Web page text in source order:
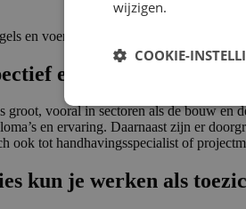
en voert je werk op een eerlijke manier
en
groot, vooral in sectoren als de bouw
en ervaring. Daarnaast zijn er
ook tot handhavingsspecialist of
kun je werken als
wijzigen.
COOKIE-